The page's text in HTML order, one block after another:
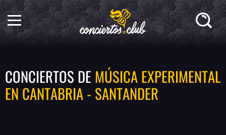
CONCIERTOS DE MÚSICA EXPERIMENTAL
EN CANTABRIA - SANTANDER